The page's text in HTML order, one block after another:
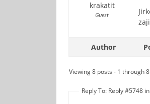
krakatit
Guest
Author
Viewing 8 posts - 1 through
Reply To: Reply #5748